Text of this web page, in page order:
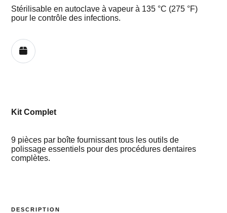
Stérilisable en autoclave à vapeur à 135 °C (275 °F)
pour le contrôle des infections.
Kit Complet
9 pièces par boîte fournissant tous les outils de
polissage essentiels pour des procédures dentaires
complètes.
DESCRIPTION